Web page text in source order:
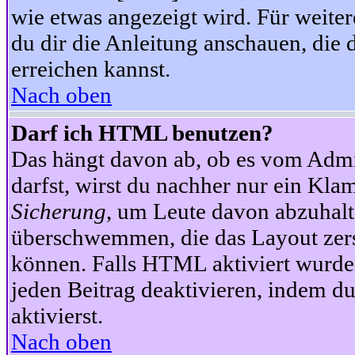
wie etwas angezeigt wird. Für
du dir die Anleitung anschauen, die
erreichen kannst.
Nach oben
Darf ich HTML benutzen?
Das hängt davon ab, ob es vom
darfst, wirst du nachher nur ein
Sicherung, um Leute davon
überschwemmen, die das Layout
können. Falls HTML aktiviert
jeden Beitrag deaktivieren, indem
aktivierst.
Nach oben